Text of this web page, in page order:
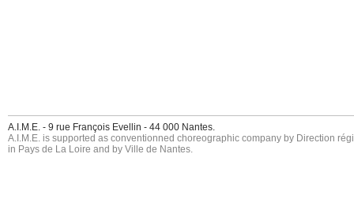
A.I.M.E. - 9 rue François Evellin - 44 000 Nantes.
A.I.M.E. is supported as conventionned choreographic company by Direction
in Pays de La Loire and by Ville de Nantes.